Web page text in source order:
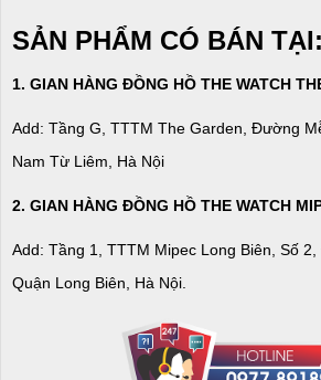
SẢN PHẨM CÓ BÁN TẠI:
1. GIAN HÀNG ĐỒNG HỒ THE WATCH
Add: Tầng G, TTTM The Garden, Đường
Nam Từ Liêm, Hà Nội
2. GIAN HÀNG ĐỒNG HỒ THE WATCH
Add: Tầng 1, TTTM Mipec Long Biên, Số
Quận Long Biên, Hà Nội.